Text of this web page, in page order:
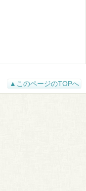
▲このページのTOPへ